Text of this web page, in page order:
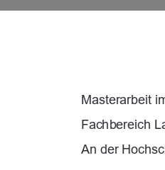
Masterarbeit
Fachbereich
An der